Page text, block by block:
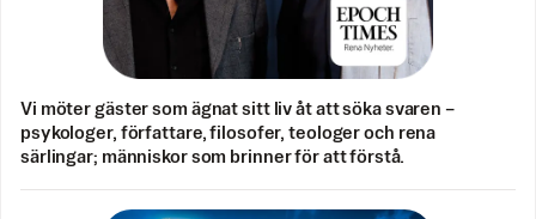
Vi möter gäster som ägnat sitt liv åt att söka svaren –
psykologer, författare, filosofer, teologer och rena
särlingar; människor som brinner för att förstå.